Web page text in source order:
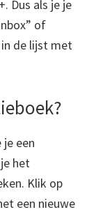
Dus als je je
of
in de lijst met
een
het
Klik op
een nieuwe